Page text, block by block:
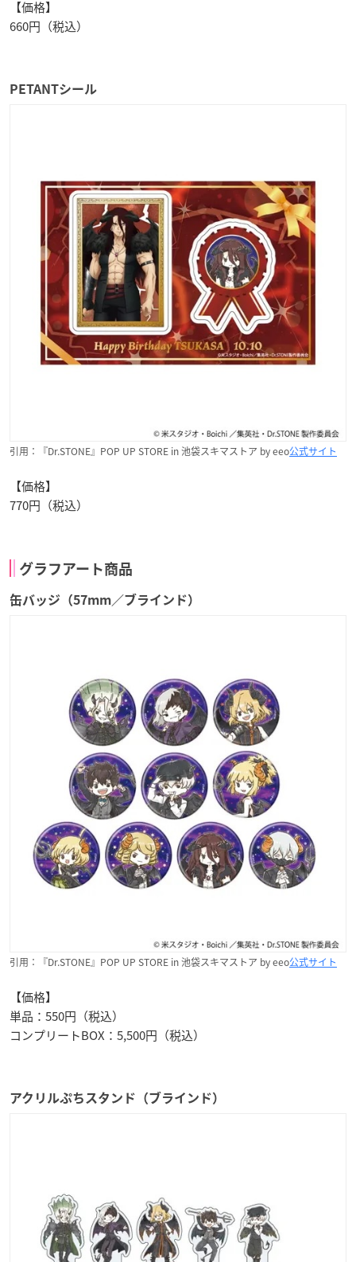
【価格】
660円（税込）
PETANTシール
引用：『Dr.STONE』POP UP STORE in 池袋スキマストア by eeo公式サイト
【価格】
770円（税込）
グラフアート商品
缶バッジ（57mm／ブラインド）
引用：『Dr.STONE』POP UP STORE in 池袋スキマストア by eeo公式サイト
【価格】
単品：550円（税込）
コンプリートBOX：5,500円（税込）
アクリルぷちスタンド（ブラインド）